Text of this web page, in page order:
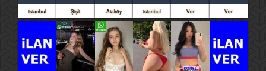
istanbul Şişli Ataköy istanbul Ver Ver